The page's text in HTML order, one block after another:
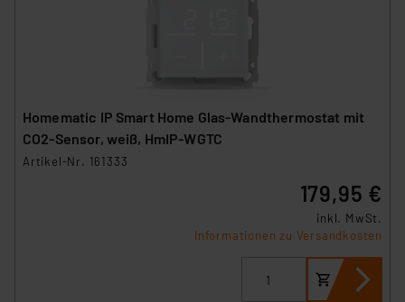
Homematic IP Smart Home Glas-Wandthermostat mit
CO2-Sensor, weiß, HmIP-WGTC
Artikel-Nr. 161333
179,95 €
inkl. MwSt.
Informationen zu Versandkosten